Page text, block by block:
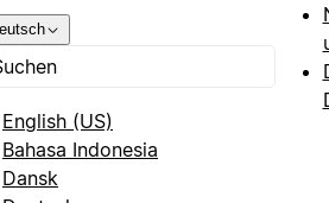
English (US)
Bahasa Indonesia
Dansk